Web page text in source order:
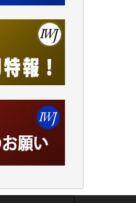
い。少しでも
。（T.M.
た。IWJの危
額ですが病気
一杯のカン
要な知的財